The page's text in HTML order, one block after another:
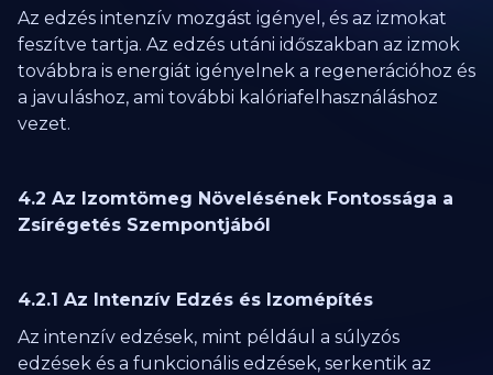
Az edzés intenzív mozgást igényel, és az izmokat
feszítve tartja. Az edzés utáni időszakban az izmok
továbbra is energiát igényelnek a regenerációhoz és
a javuláshoz, ami további kalóriafelhasználáshoz
vezet.
4.2 Az Izomtömeg Növelésének Fontossága a
Zsírégetés Szempontjából
4.2.1 Az Intenzív Edzés és Izomépítés
Az intenzív edzések, mint például a súlyzós
edzések és a funkcionális edzések, serkentik az